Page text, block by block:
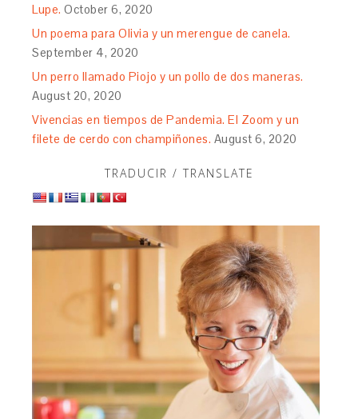
Lupe. October 6, 2020
Un poema para Olivia y un merengue de canela.
September 4, 2020
Un perro llamado Piojo y un pollo de dos maneras.
August 20, 2020
Vivencias en tiempos de Pandemia. El Zoom y un
filete de cerdo con champiñones. August 6, 2020
TRADUCIR / TRANSLATE